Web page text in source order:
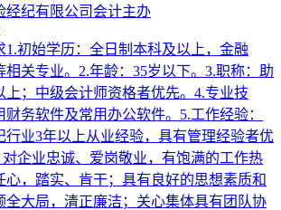
经纪有限公司会计主办
1.初始学历：全日制本科及以上，金融
相关专业。2.年龄：35岁以下。3.职称：助
上；中级会计师资格者优先。4.专业技
财务软件及常用办公软件。5.工作经验：
行业3年以上从业经验，具有管理经验者优
对企业忠诚、爱岗敬业，有饱满的工作热
心，踏实、肯干；具有良好的思想素质和
全大局，清正廉洁；关心集体具有团队协